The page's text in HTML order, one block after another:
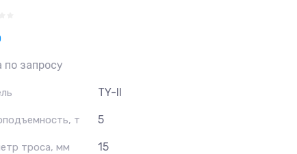
по запросу
TY-II
т 5
троса, мм 15